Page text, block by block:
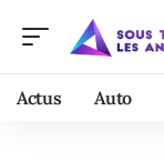
Actus Auto